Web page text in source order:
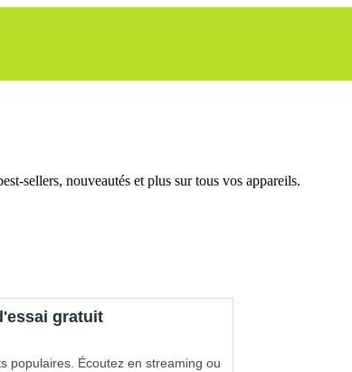
sellers, nouveautés et plus sur tous vos appareils.
gratuit
populaires. Écoutez en streaming ou